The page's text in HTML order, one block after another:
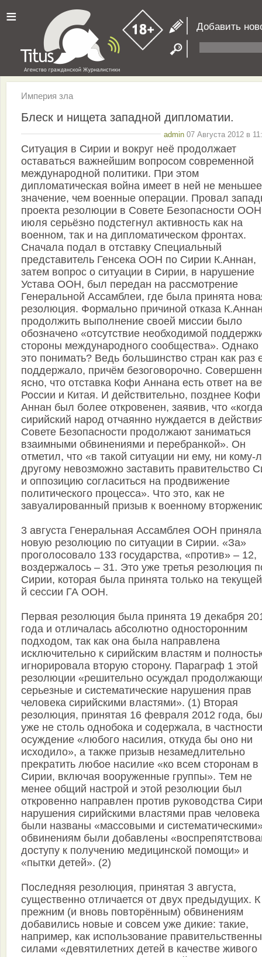
≡ Добавить
Империя зла
Блеск и нищета западной дипломатии.
admin 07 Августа 2012 в
Ситуация в Сирии и вокруг неё продолжает
оставаться важнейшим вопросом современной
международной политики. При этом
дипломатическая война имеет в ней не меньшее
значение, чем военные операции. Провал
проекта резолюции в Совете Безопасности
июля серьёзно подстегнул активность как на
военном, так и на дипломатическом фронтах.
Сначала подал в отставку Специальный
представитель Генсека ООН по Сирии К.Аннан,
затем вопрос о ситуации в Сирии, в нарушение
Устава ООН, был передан на рассмотрение
Генеральной Ассамблеи, где была принята
резолюция. Формально причиной отказа
продолжить выполнение своей миссии было
обозначено «отсутствие необходимой
стороны международного сообщества». Однако
это понимать? Ведь большинство стран как раз
поддержало, причём безоговорочно.
ясно, что отставка Кофи Аннана есть ответ на
России и Китая. И действительно, позднее Кофи
Аннан был более откровенен, заявив, что «когда
сирийский народ отчаянно нуждается в
Совете Безопасности продолжают заниматься
взаимными обвинениями и перебранкой». Он
отметил, что «в такой ситуации ни ему, ни кому-
другому невозможно заставить правительство
и оппозицию согласиться на продвижение
политического процесса». Что это, как не
завуалированный призыв к военному
3 августа Генеральная Ассамблея ООН приняла
новую резолюцию по ситуации в Сирии. «За»
проголосовало 133 государства, «против» – 12,
воздержалось – 31. Это уже третья резолюция
Сирии, которая была принята только на
й сессии ГА ООН.
Первая резолюция была принята 19 декабря
года и отличалась абсолютно односторонним
подходом, так как она была направлена
исключительно к сирийским властям и
игнорировала вторую сторону. Параграф 1 этой
резолюции «решительно осуждал
серьезные и систематические нарушения прав
человека сирийскими властями». (1) Вторая
резолюция, принятая 16 февраля 2012 года,
уже не столь однобока и содержала, в
осуждение «любого насилия, откуда бы оно ни
исходило», а также призыв незамедлительно
прекратить любое насилие «ко всем сторонам в
Сирии, включая вооруженные группы». Тем не
менее общий настрой и этой резолюции был
откровенно направлен против руководства
нарушения сирийскими властями прав человека
были названы «массовыми и
обвинениям были добавлены
доступу к получению медицинской помощи» и
«пытки детей». (2)
Последняя резолюция, принятая 3 августа,
существенно отличается от двух предыдущих. К
прежним (и вновь повторённым) обвинениям
добавились новые и совсем уже дикие: такие,
например, как использование
силами «девятилетних детей в качестве живого